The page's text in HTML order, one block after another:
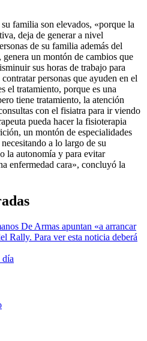
familia son elevados, «porque la
deja de generar a nivel
de su familia además del
un montón de cambios que
sus horas de trabajo para
personas que ayuden en el
el tratamiento, porque es una
tiene tratamiento, la atención
con el fisiatra para ir viendo
pueda hacer la fisioterapia
un montón de especialidades
a lo largo de su
la autonomía y para evitar
enfermedad cara», concluyó la
De Armas apuntan «a arrancar
Rally. Para ver esta noticia deberá
día